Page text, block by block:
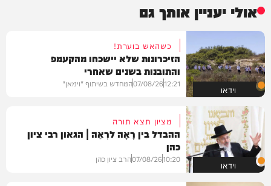
אולי יעניין אותך גם
וידאו
כשהאש בוערת!
הזיכרונות שלא יישכחו מהקעמפ
והתובנות בשנים שאחרי
12:21
07/08/26המחדש בשיתוף "וימאן"
וידאו
מציון תצא תורה
ההבדל בין רָאָה לרְאֵה | הגאון רבי ציון
כהן
10:20
07/08/26הרב ציון כהן